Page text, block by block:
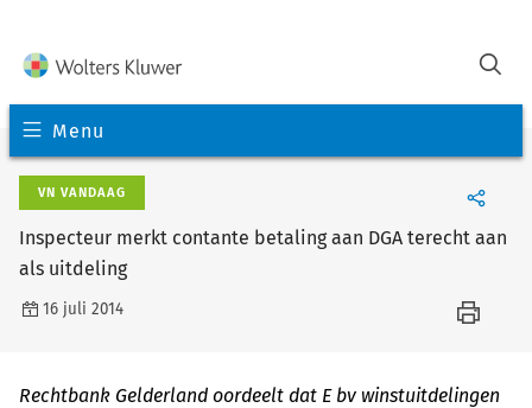
Menu
VN VANDAAG
Inspecteur merkt contante betaling aan DGA terecht aan
als uitdeling
16 juli 2014
Rechtbank Gelderland oordeelt dat E bv winstuitdelingen